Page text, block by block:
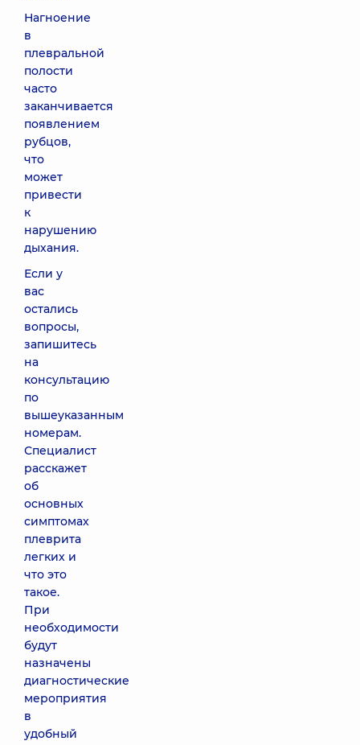
Нагноение
в
плевральной
полости
часто
заканчивается
появлением
рубцов,
что
может
привести
к
нарушению
дыхания.
Если у
вас
остались
вопросы,
запишитесь
на
консультацию
по
вышеуказанным
номерам.
Специалист
расскажет
об
основных
симптомах
плеврита
легких и
что это
такое.
При
необходимости
будут
назначены
диагностические
мероприятия
в
удобный